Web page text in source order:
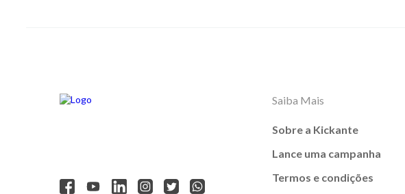
Saiba Mais
Sobre a Kickante
Lance uma campanha
Termos e condições